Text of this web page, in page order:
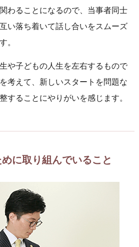
わることになるので、当事者同士
い落ち着いて話し合いをスムーズ
。
や子どもの人生を左右するもので
考えて、新しいスタートを問題な
することにやりがいを感じます。
に取り組んでいること